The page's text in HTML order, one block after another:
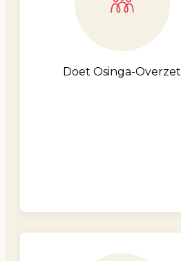
Doet Osinga-Overzet